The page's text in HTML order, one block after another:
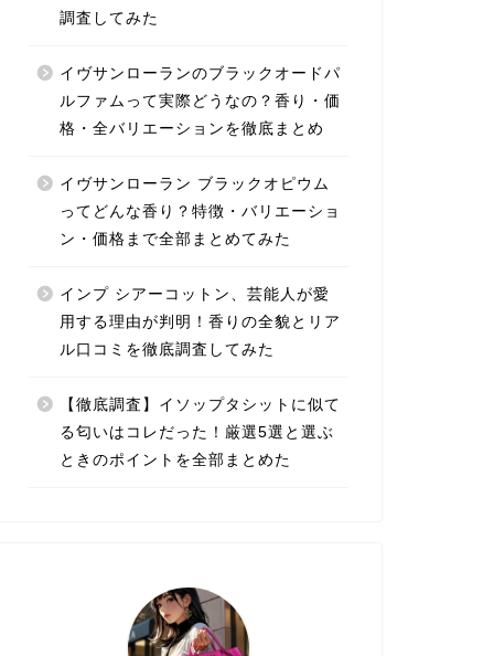
調査してみた
イヴサンローランのブラックオードパ
ルファムって実際どうなの？香り・価
格・全バリエーションを徹底まとめ
イヴサンローラン ブラックオピウム
ってどんな香り？特徴・バリエーショ
ン・価格まで全部まとめてみた
インプ シアーコットン、芸能人が愛
用する理由が判明！香りの全貌とリア
ル口コミを徹底調査してみた
【徹底調査】イソップタシットに似て
る匂いはコレだった！厳選5選と選ぶ
ときのポイントを全部まとめた